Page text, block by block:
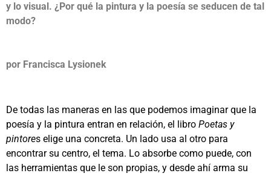
y lo visual. ¿Por qué la pintura y la poesía se seducen de tal
modo?
por Francisca Lysionek
De todas las maneras en las que podemos imaginar que la
poesía y la pintura entran en relación, el libro Poetas y
pintores elige una concreta. Un lado usa al otro para
encontrar su centro, el tema. Lo absorbe como puede, con
las herramientas que le son propias, y desde ahí arma su